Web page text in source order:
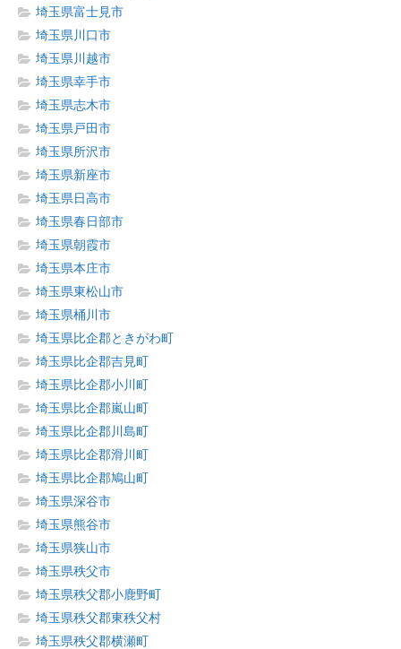
埼玉県富士見市
埼玉県川口市
埼玉県川越市
埼玉県幸手市
埼玉県志木市
埼玉県戸田市
埼玉県所沢市
埼玉県新座市
埼玉県日高市
埼玉県春日部市
埼玉県朝霞市
埼玉県本庄市
埼玉県東松山市
埼玉県桶川市
埼玉県比企郡ときがわ町
埼玉県比企郡吉見町
埼玉県比企郡小川町
埼玉県比企郡嵐山町
埼玉県比企郡川島町
埼玉県比企郡滑川町
埼玉県比企郡鳩山町
埼玉県深谷市
埼玉県熊谷市
埼玉県狭山市
埼玉県秩父市
埼玉県秩父郡小鹿野町
埼玉県秩父郡東秩父村
埼玉県秩父郡横瀬町